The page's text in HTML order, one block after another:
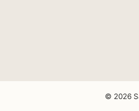
© 2026